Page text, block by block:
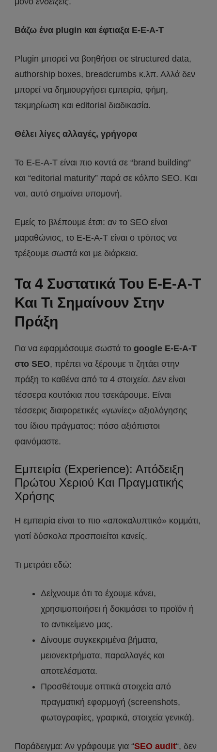
Βάζω ένα plugin και έφτιαξα E-E-A-T
Plugin μπορεί να βοηθήσει σε structured data,
authorship boxes, breadcrumbs κ.λπ. Αλλά δεν
μπορεί να δημιουργήσει εμπειρία, φήμη,
τεκμηρίωση και editorial διαδικασία.
Θέλει λίγες αλλαγές, γρήγορα
Το E-E-A-T είναι πιο κοντά σε “brand building”
και “editorial maturity” παρά σε κόλπο SEO. Και
ναι, αυτό σημαίνει υπομονή.
Εμείς το βλέπουμε έτσι: αν το SEO είναι
μαραθώνιος, το E-E-A-T είναι ο τρόπος να
τρέξουμε σωστά και με διάρκεια.
Τα 4 Συστατικά Του E-E-A-T
Και Τι Σημαίνουν Στην
Πράξη
Για να εφαρμόσουμε σωστά το google E-E-A-T
στο SEO, πρέπει να ξέρουμε τι ζητάει στην
πράξη το καθένα από τα 4 στοιχεία. Δεν είναι
τέσσερα κουτάκια που τσεκάρουμε. Είναι
τέσσερις διαφορετικές «γωνίες» αξιολόγησης
του ίδιου πράγματος: πόσο αξιόπιστοι
φαινόμαστε.
Εμπειρία (Experience): Απόδειξη
Πρώτου Χεριού Και Πραγματικής
Χρήσης
Η εμπειρία είναι το πιο «αποκαλυπτικό» κομμάτι,
γιατί δύσκολα προσποιείται κανείς.
Τι μετράει εδώ:
Δείχνουμε ότι το έχουμε κάνει,
χρησιμοποιήσει ή δοκιμάσει το προϊόν ή
το αντικείμενο μας.
Δίνουμε συγκεκριμένα βήματα,
μειονεκτρήματα, παραλλαγές και
αποτελέσματα.
Προσθέτουμε οπτικά στοιχεία από
πραγματική εφαρμογή (screenshots,
φωτογραφίες, γραφικά, στοιχεία γενικά).
Παράδειγμα: Αν γράφουμε για “SEO audit“, δεν